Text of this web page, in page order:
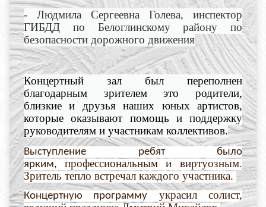
- Людмила Сергеевна Голева, инспектор
ГИБДД по Белоглинскому району по
безопасности дорожного движения
Концертный зал был переполнен
благодарным зрителем это родители,
близкие и друзья наших юных артистов,
которые оказывают помощь и поддержку
руководителям и участникам коллективов.
Выступление ребят было
ярким, профессиональным и виртуозным.
Зритель тепло встречал каждого участника.
Концертную программу украсил солист,